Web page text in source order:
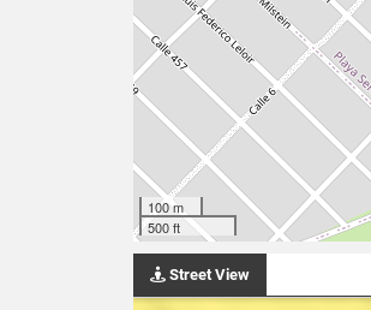
100 m
500 ft
Street View